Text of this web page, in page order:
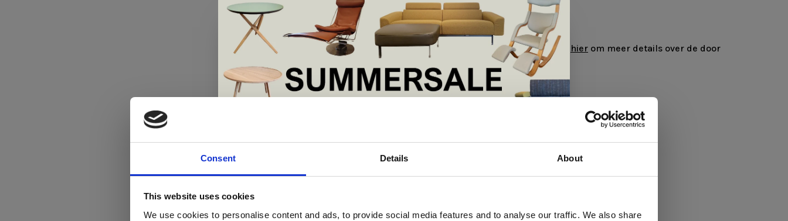
Consent Details About
This website uses cookies
We use cookies to personalise content and ads, to provide social media features and to analyse our traffic. We also share
gekozen:
Uitvoering:Hoge rug
Bekleding:
Steelcut Trio 3 Klik hier om meer details over de door
ons gekozen stof te vinden.
Arm:Eiken mat gelakt
Frame:Geschuurd chroom
Vulling: Zit - HR schuin, rug - HR schuin
Doppen: Kunststof of vilt
De Summer Sale bij Snip Wonen+ is gestart!